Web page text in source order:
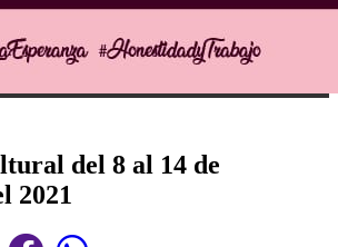
del 8 al 14 de
2021